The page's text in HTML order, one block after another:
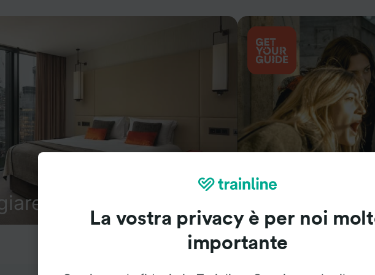
La vostra privacy è per noi
importante